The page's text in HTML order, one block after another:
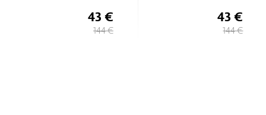
43 €
144 €
43 €
144 €